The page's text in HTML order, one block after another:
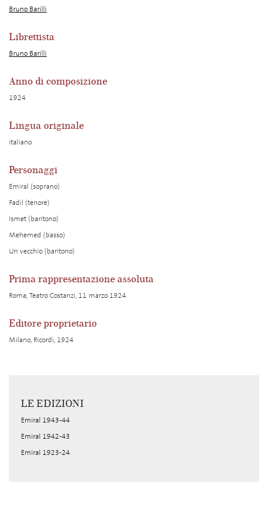
Bruno Barilli
Librettista
Bruno Barilli
Anno di composizione
1924
Lingua originale
italiano
Personaggi
Emiral (soprano)
Fadil (tenore)
Ismet (baritono)
Mehemed (basso)
Un vecchio (baritono)
Prima rappresentazione assoluta
Roma, Teatro Costanzi, 11 marzo 1924
Editore proprietario
Milano, Ricordi, 1924
LE EDIZIONI
Emiral 1943-44
Emiral 1942-43
Emiral 1923-24